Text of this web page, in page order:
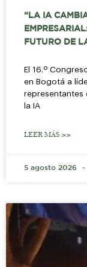
“LA IA
FUTURO DE
El 16.º
en Bogotá a
representantes
la IA
LEER MÁS >>
5 agosto 2026